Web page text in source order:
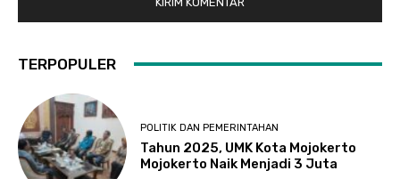
TERPOPULER
POLITIK DAN PEMERINTAHAN
Tahun 2025, UMK Kota Mojokerto
Mojokerto Naik Menjadi 3 Juta